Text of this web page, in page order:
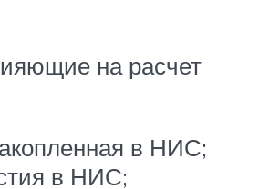
на расчет
в НИС;
в НИС;